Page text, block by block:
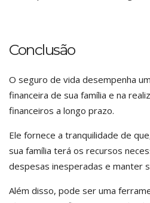
Conclusão
O seguro de vida desempenha
financeira de sua família e na
financeiros a longo prazo.
Ele fornece a tranquilidade de
sua família terá os recursos
despesas inesperadas e manter
Além disso, pode ser uma